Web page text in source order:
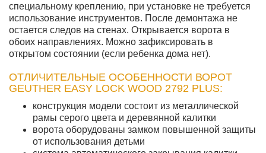
специальному креплению, при установке не требуется
использование инструментов. После демонтажа не
остается следов на стенах. Открывается ворота в
обоих направлениях. Можно зафиксировать в
открытом состоянии (если ребенка дома нет).
ОТЛИЧИТЕЛЬНЫЕ ОСОБЕННОСТИ ВОРОТ
GEUTHER EASY LOCK WOOD 2792 PLUS:
конструкция модели состоит из металлической
рамы серого цвета и деревянной калитки
ворота оборудованы замком повышенной защиты
от использования детьми